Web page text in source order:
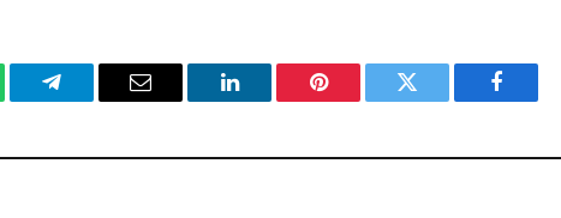
فيسبوكتويتر بينتيريستلينكدإن البريد
تيلقرام